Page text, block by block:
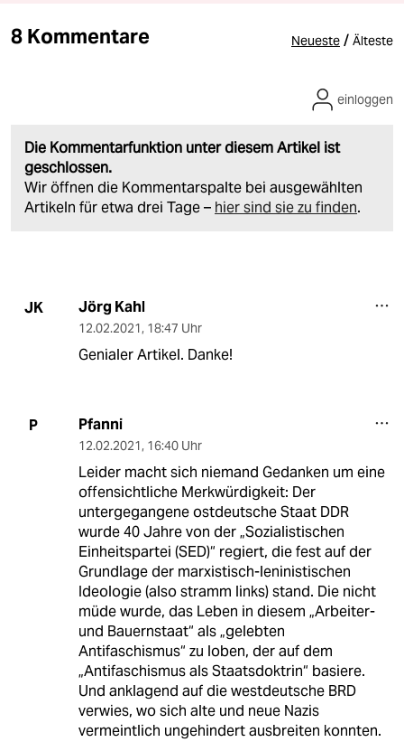
8 Kommentare Neueste / Älteste
Die Kommentarfunktion unter diesem Artikel ist
geschlossen.
Wir öffnen die Kommentarspalte bei ausgewählten
Artikeln für etwa drei Tage – hier sind sie zu finden.
einloggen
JK Jörg Kahl
12.02.2021, 18:47 Uhr
Genialer Artikel. Danke!
P Pfanni
12.02.2021, 16:40 Uhr
Leider macht sich niemand Gedanken um eine
offensichtliche Merkwürdigkeit: Der
untergegangene ostdeutsche Staat DDR
wurde 40 Jahre von der „Sozialistischen
Einheitspartei (SED)“ regiert, die fest auf der
Grundlage der marxistisch-leninistischen
Ideologie (also stramm links) stand. Die nicht
müde wurde, das Leben in diesem „Arbeiter-
und Bauernstaat“ als „gelebten
Antifaschismus“ zu loben, der auf dem
„Antifaschismus als Staatsdoktrin“ basiere.
Und anklagend auf die westdeutsche BRD
verwies, wo sich alte und neue Nazis
vermeintlich ungehindert ausbreiten konnten.